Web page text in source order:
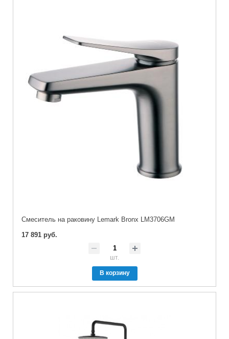
Cмеситель на раковину Lemark Bronx LM3706GM
17 891 руб.
шт.
В корзину